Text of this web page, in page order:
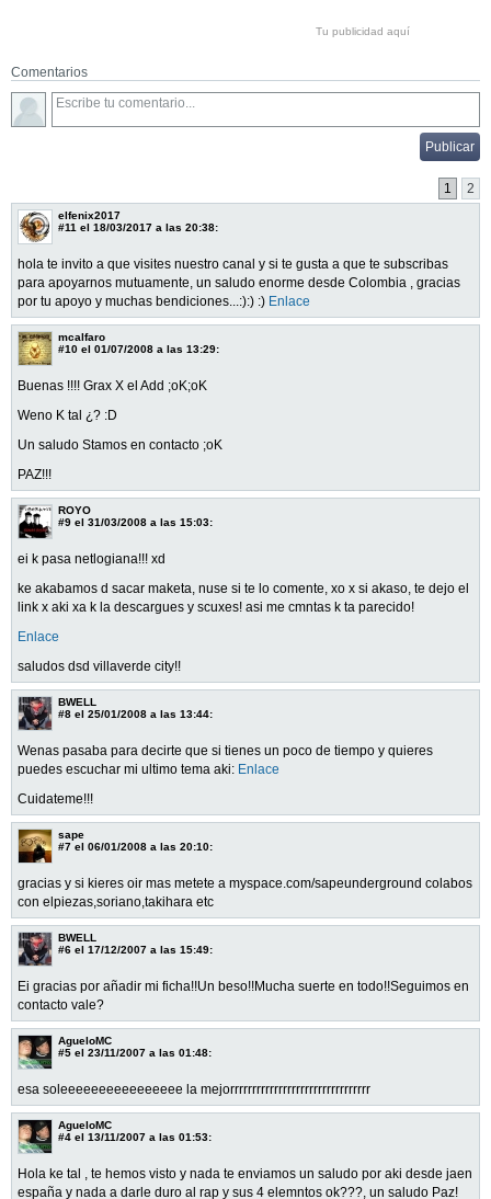
Tu publicidad aquí
Comentarios
1 2
elfenix2017
#11 el 18/03/2017 a las 20:38:
hola te invito a que visites nuestro canal y si te gusta a que te subscribas
para apoyarnos mutuamente, un saludo enorme desde Colombia , gracias
por tu apoyo y muchas bendiciones...:):) :) Enlace
mcalfaro
#10 el 01/07/2008 a las 13:29:
Buenas !!!! Grax X el Add ;oK;oK
Weno K tal ¿? :D
Un saludo Stamos en contacto ;oK
PAZ!!!
ROYO
#9 el 31/03/2008 a las 15:03:
ei k pasa netlogiana!!! xd
ke akabamos d sacar maketa, nuse si te lo comente, xo x si akaso, te dejo el
link x aki xa k la descargues y scuxes! asi me cmntas k ta parecido!
Enlace
saludos dsd villaverde city!!
BWELL
#8 el 25/01/2008 a las 13:44:
Wenas pasaba para decirte que si tienes un poco de tiempo y quieres
puedes escuchar mi ultimo tema aki: Enlace
Cuidateme!!!
sape
#7 el 06/01/2008 a las 20:10:
gracias y si kieres oir mas metete a myspace.com/sapeunderground colabos
con elpiezas,soriano,takihara etc
BWELL
#6 el 17/12/2007 a las 15:49:
Ei gracias por añadir mi ficha!!Un beso!!Mucha suerte en todo!!Seguimos en
contacto vale?
AgueloMC
#5 el 23/11/2007 a las 01:48:
esa soleeeeeeeeeeeeeeee la mejorrrrrrrrrrrrrrrrrrrrrrrrrrrrrrrr
AgueloMC
#4 el 13/11/2007 a las 01:53:
Hola ke tal , te hemos visto y nada te enviamos un saludo por aki desde jaen
españa y nada a darle duro al rap y sus 4 elemntos ok???, un saludo Paz!